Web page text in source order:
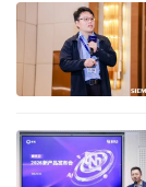
当用户需求超
备SB-
由于并不是所